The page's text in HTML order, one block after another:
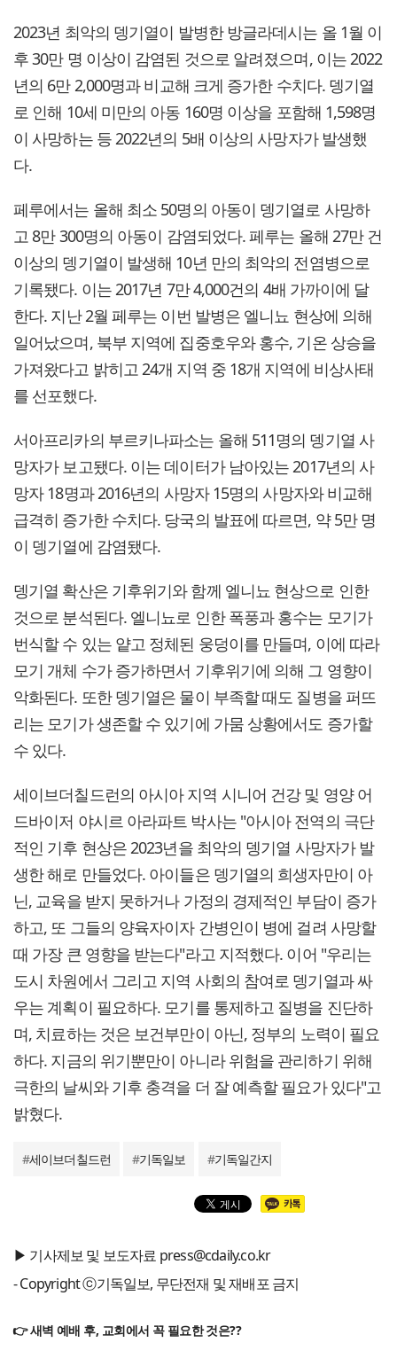
2023년 최악의 뎅기열이 발병한 방글라데시는 올 1월 이
후 30만 명 이상이 감염된 것으로 알려졌으며, 이는 2022
년의 6만 2,000명과 비교해 크게 증가한 수치다. 뎅기열
로 인해 10세 미만의 아동 160명 이상을 포함해 1,598명
이 사망하는 등 2022년의 5배 이상의 사망자가 발생했
다.
페루에서는 올해 최소 50명의 아동이 뎅기열로 사망하
고 8만 300명의 아동이 감염되었다. 페루는 올해 27만 건
이상의 뎅기열이 발생해 10년 만의 최악의 전염병으로
기록됐다. 이는 2017년 7만 4,000건의 4배 가까이에 달
한다. 지난 2월 페루는 이번 발병은 엘니뇨 현상에 의해
일어났으며, 북부 지역에 집중호우와 홍수, 기온 상승을
가져왔다고 밝히고 24개 지역 중 18개 지역에 비상사태
를 선포했다.
서아프리카의 부르키나파소는 올해 511명의 뎅기열 사
망자가 보고됐다. 이는 데이터가 남아있는 2017년의 사
망자 18명과 2016년의 사망자 15명의 사망자와 비교해
급격히 증가한 수치다. 당국의 발표에 따르면, 약 5만 명
이 뎅기열에 감염됐다.
뎅기열 확산은 기후위기와 함께 엘니뇨 현상으로 인한
것으로 분석된다. 엘니뇨로 인한 폭풍과 홍수는 모기가
번식할 수 있는 얕고 정체된 웅덩이를 만들며, 이에 따라
모기 개체 수가 증가하면서 기후위기에 의해 그 영향이
악화된다. 또한 뎅기열은 물이 부족할 때도 질병을 퍼뜨
리는 모기가 생존할 수 있기에 가뭄 상황에서도 증가할
수 있다.
세이브더칠드런의 아시아 지역 시니어 건강 및 영양 어
드바이저 야시르 아라파트 박사는 "아시아 전역의 극단
적인 기후 현상은 2023년을 최악의 뎅기열 사망자가 발
생한 해로 만들었다. 아이들은 뎅기열의 희생자만이 아
닌, 교육을 받지 못하거나 가정의 경제적인 부담이 증가
하고, 또 그들의 양육자이자 간병인이 병에 걸려 사망할
때 가장 큰 영향을 받는다"라고 지적했다. 이어 "우리는
도시 차원에서 그리고 지역 사회의 참여로 뎅기열과 싸
우는 계획이 필요하다. 모기를 통제하고 질병을 진단하
며, 치료하는 것은 보건부만이 아닌, 정부의 노력이 필요
하다. 지금의 위기뿐만이 아니라 위험을 관리하기 위해
극한의 날씨와 기후 충격을 더 잘 예측할 필요가 있다"고
밝혔다.
#세이브더칠드런 #기독일보 #기독일간지
▶ 기사제보 및 보도자료 press@cdaily.co.kr
- Copyright ⓒ기독일보, 무단전재 및 재배포 금지
👉 새벽 예배 후, 교회에서 꼭 필요한 것은??